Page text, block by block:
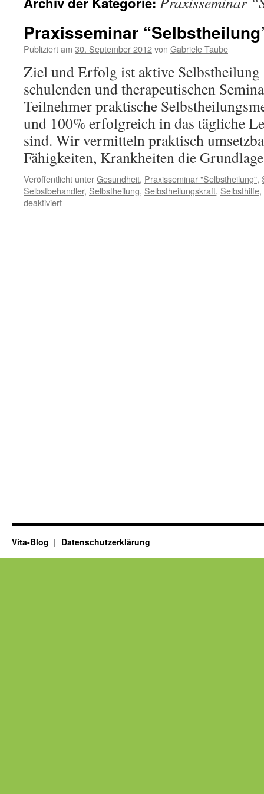
Praxisseminar
Publiziert am 30. September 2012von Gabriele Taube
Ziel und Erfolg ist aktive
schulenden und therapeutischen
Teilnehmer praktische
und 100% erfolgreich in das tägliche
sind. Wir vermitteln praktisch
Fähigkeiten, Krankheiten die
Veröffentlicht unterGesundheit, Praxisseminar "Selbstheilung",
Selbstbehandler, Selbstheilung, Selbstheilungskraft, Selbsthilfe,
deaktiviertfür
Vita-Blog Datenschutzerklärung